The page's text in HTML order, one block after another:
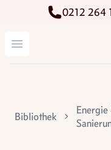
0212 264
Menü öffnen
Bibliothek
Energie